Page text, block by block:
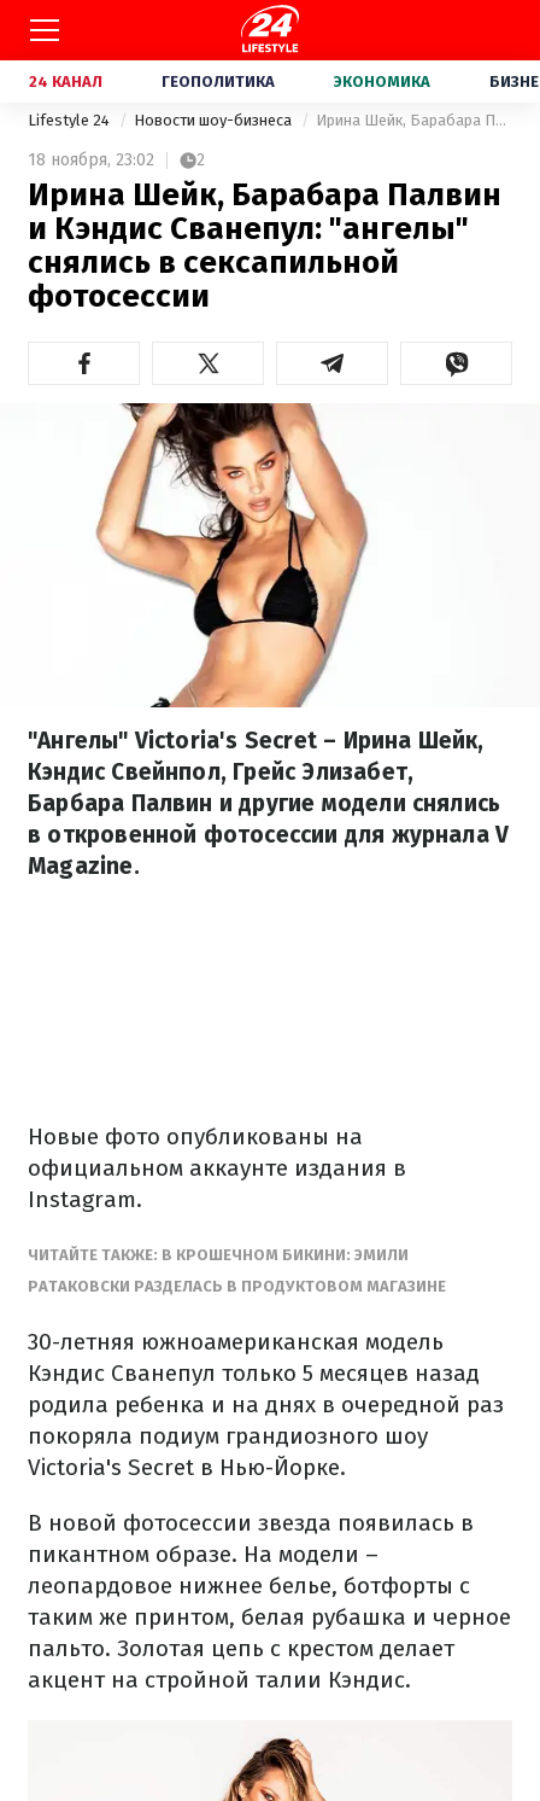
24 КАНАЛ ГЕОПОЛИТИКА ЭКОНОМИКА
Lifestyle 24 Новости шоу-бизнеса Ирина Шейк, Барабара Палвин и Кэндис Сванепул: "ангелы" снялись в сексапильной фотосессии
18 ноября, 23:02 2
Ирина Шейк, Барабара Палвин
и Кэндис Сванепул: "ангелы"
снялись в сексапильной
фотосессии
"Ангелы" Victoria's Secret – Ирина Шейк,
Кэндис Свейнпол, Грейс Элизабет,
Барбара Палвин и другие модели снялись
в откровенной фотосессии для журнала V
Magazine.
Новые фото опубликованы на
официальном аккаунте издания в
Instagram.
ЧИТАЙТЕ ТАКЖЕ: В КРОШЕЧНОМ БИКИНИ: ЭМИЛИ
РАТАКОВСКИ РАЗДЕЛАСЬ В ПРОДУКТОВОМ МАГАЗИНЕ
30-летняя южноамериканская модель
Кэндис Сванепул только 5 месяцев назад
родила ребенка и на днях в очередной раз
покоряла подиум грандиозного шоу
Victoria's Secret в Нью-Йорке.
В новой фотосессии звезда появилась в
пикантном образе. На модели –
леопардовое нижнее белье, ботфорты с
таким же принтом, белая рубашка и черное
пальто. Золотая цепь с крестом делает
акцент на стройной талии Кэндис.